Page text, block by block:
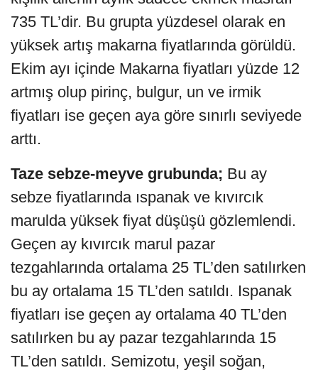
735 TL’dir. Bu grupta yüzdesel olarak en
yüksek artış makarna fiyatlarında görüldü.
Ekim ayı içinde Makarna fiyatları yüzde 12
artmış olup pirinç, bulgur, un ve irmik
fiyatları ise geçen aya göre sınırlı seviyede
arttı.
Taze sebze-meyve grubunda; Bu ay
sebze fiyatlarında ıspanak ve kıvırcık
marulda yüksek fiyat düşüşü gözlemlendi.
Geçen ay kıvırcık marul pazar
tezgahlarında ortalama 25 TL’den satılırken
bu ay ortalama 15 TL’den satıldı. Ispanak
fiyatları ise geçen ay ortalama 40 TL’den
satılırken bu ay pazar tezgahlarında 15
TL’den satıldı. Semizotu, yeşil soğan,